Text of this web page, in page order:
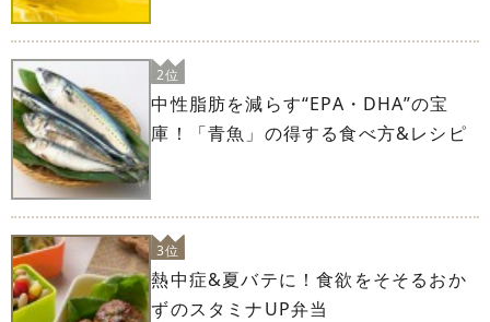
2位
中性脂肪を減らす“EPA・DHA”の宝
庫！「青魚」の得する食べ方&レシピ
3位
熱中症&夏バテに！食欲をそそるおか
ずのスタミナUP弁当